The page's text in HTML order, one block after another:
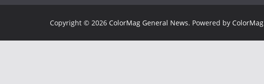
Copyright © 2026 ColorMag General News. Powered by ColorMag